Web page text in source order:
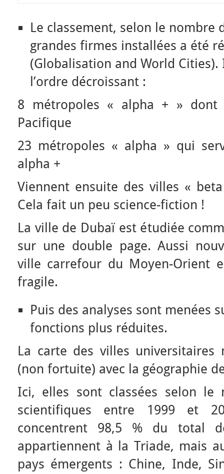
Le classement, selon le nombre
grandes firmes installées a été
(Globalisation and World
l’ordre décroissant :
8 métropoles « alpha + » dont
Pacifique
23 métropoles « alpha » qui
alpha +
Viennent ensuite des villes «
Cela fait un peu science-fiction !
La ville de Dubaï est étudiée
sur une double page. Aussi
ville carrefour du Moyen-Orient
fragile.
Puis des analyses sont menées
fonctions plus réduites.
La carte des villes universitaires
(non fortuite) avec la géographie
Ici, elles sont classées selon le
scientifiques entre 1999 et
concentrent 98,5 % du total
appartiennent à la Triade, mais
pays émergents : Chine, Inde,